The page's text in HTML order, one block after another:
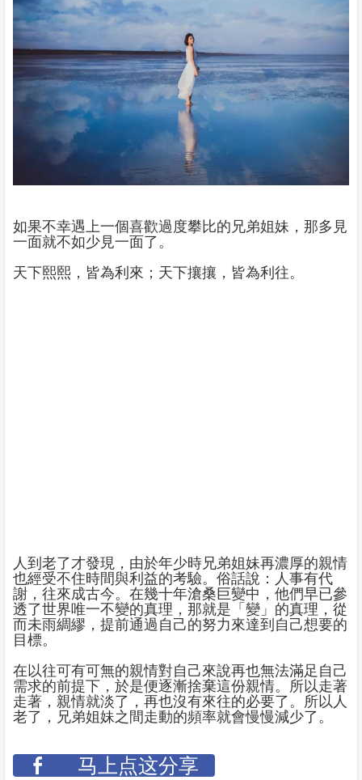
如果不幸遇上一個喜歡過度攀比的兄弟姐妹，那多見
一面就不如少見一面了。
天下熙熙，皆為利來；天下攘攘，皆為利往。
人到老了才發現，由於年少時兄弟姐妹再濃厚的親情
也經受不住時間與利益的考驗。俗話說：人事有代
謝，往來成古今。在幾十年滄桑巨變中，他們早已參
透了世界唯一不變的真理，那就是「變」的真理，從
而未雨綢繆，提前通過自己的努力來達到自己想要的
目標。
在以往可有可無的親情對自己來說再也無法滿足自己
需求的前提下，於是便逐漸捨棄這份親情。所以走著
走著，親情就淡了，再也沒有來往的必要了。所以人
老了，兄弟姐妹之間走動的頻率就會慢慢減少了。
马上点这分享